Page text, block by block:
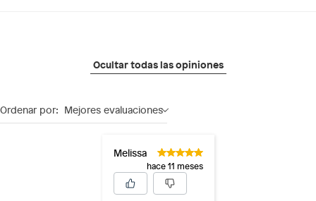
Ocultar todas las opiniones
Ordenar por: Mejores evaluaciones
Melissa
hace 11 meses